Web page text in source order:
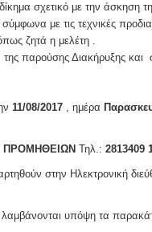
σχετικό με την άσκηση
με τις τεχνικές
ζητά η μελέτη .
παρούσης Διακήρυξης και
11/08/2017, ημέρα
Τηλ.: 2813409
στην Ηλεκτρονική
λαμβάνονται υπόψη τα